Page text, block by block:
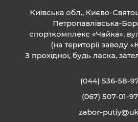
Київська обл., Києво-
Петропавлівська-
спорткомплекс «Чайка»,
(на території заводу
З прохідної, будь ласка,
(044) 536-58-
(067) 507-01-97
zabor-